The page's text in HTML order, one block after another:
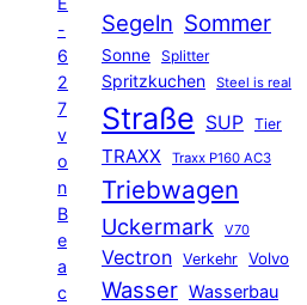
-
6
2
7
v
o
n
B
e
a
c
Segeln Sommer
Sonne Splitter
Spritzkuchen Steel is real
Straße SUP Tier
TRAXX Traxx P160 AC3
Triebwagen
Uckermark V70
Vectron Verkehr Volvo
Wasser Wasserbau